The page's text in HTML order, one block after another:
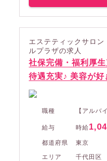
エステティックサロ
ルプラザの求人
社保完備・福利厚
待遇充実♪ 美容が好
職種 【アルバ
給与 時給
都道府県
東京
エリア
千代田区